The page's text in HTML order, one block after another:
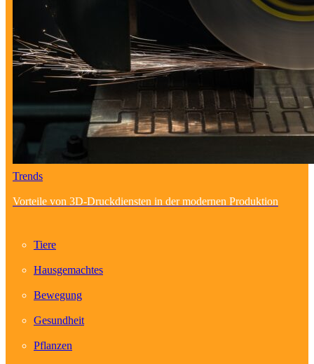
Trends
Vorteile von 3D-Druckdiensten in der modernen Produktion
Tiere
Hausgemachtes
Bewegung
Gesundheit
Pflanzen